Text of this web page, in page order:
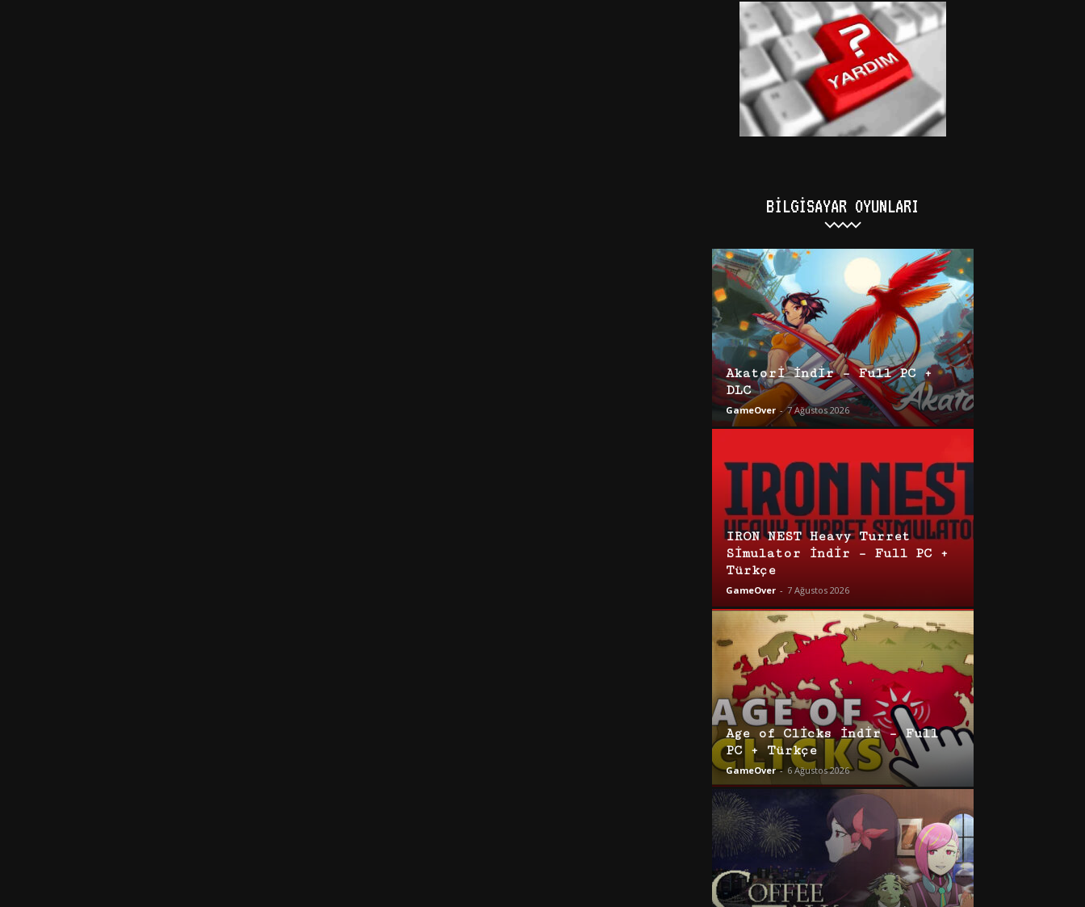
BILGISAYAR OYUNLARI
Akatori İndir – Full PC +
DLC
GameOver - 7 Ağustos 2026
IRON NEST Heavy Turret
Simulator İndir – Full PC +
Türkçe
GameOver - 7 Ağustos 2026
Age of Clicks İndir – Full
PC + Türkçe
GameOver - 6 Ağustos 2026